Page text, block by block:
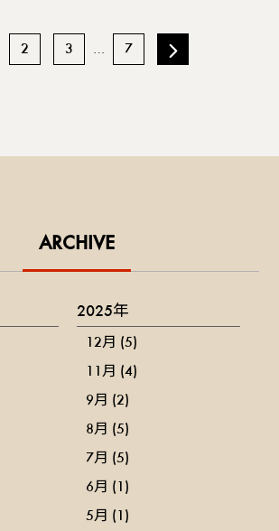
2 3 … 7
ARCHIVE
2025年
12月 (5)
11月 (4)
9月 (2)
8月 (5)
7月 (5)
6月 (1)
5月 (1)